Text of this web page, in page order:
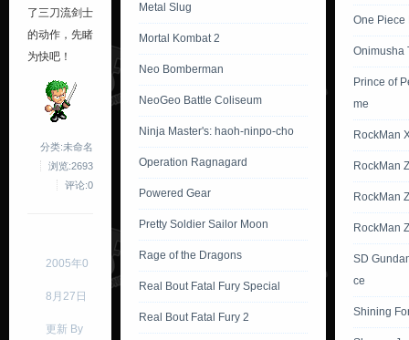
了三刀流剑士
的动作，先睹
为快吧！
分类:未命名
浏览:2693
评论:0
2005年0
8月27日
更新 By
Metal Slug
Mortal Kombat 2
Neo Bomberman
NeoGeo Battle Coliseum
Ninja Master's: haoh-ninpo-cho
Operation Ragnagard
Powered Gear
Pretty Soldier Sailor Moon
Rage of the Dragons
Real Bout Fatal Fury Special
Real Bout Fatal Fury 2
One Piece
Onimusha
Prince of
me
RockMan
RockMan
RockMan
RockMan
SD
ce
Shining